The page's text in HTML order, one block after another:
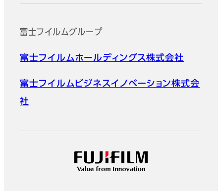
富士フイルムグループ
富士フイルムホールディングス株式会社
富士フイルムビジネスイノベーション株式会
社